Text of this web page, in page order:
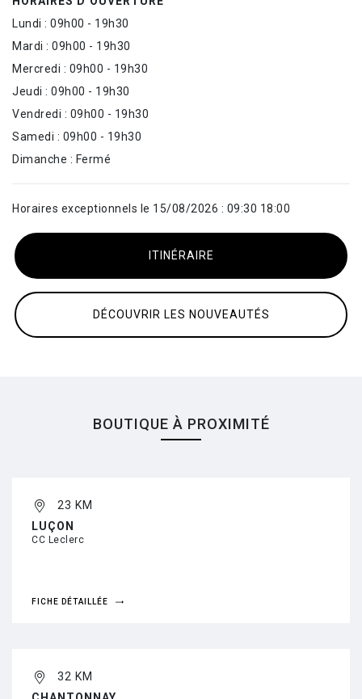
Lundi : 09h00 - 19h30
Mardi : 09h00 - 19h30
Mercredi : 09h00 - 19h30
Jeudi : 09h00 - 19h30
Vendredi : 09h00 - 19h30
Samedi : 09h00 - 19h30
Dimanche : Fermé
Horaires exceptionnels le 15/08/2026 : 09:30 18:00
DÉCOUVRIR LES NOUVEAUTÉS
ITINÉRAIRE
BOUTIQUE À PROXIMITÉ
23 KM
LUÇON
CC Leclerc
FICHE DÉTAILLÉE
32 KM